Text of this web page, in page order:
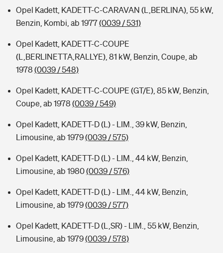
Opel Kadett, KADETT-C-CARAVAN (L,BERLINA), 55 kW,
Benzin, Kombi, ab 1977(0039 / 531)
Opel Kadett, KADETT-C-COUPE
(L,BERLINETTA,RALLYE), 81 kW, Benzin, Coupe, ab
1978 (0039 / 548)
Opel Kadett, KADETT-C-COUPE (GT/E), 85 kW, Benzin,
Coupe, ab 1978 (0039 / 549)
Opel Kadett, KADETT-D (L) - LIM., 39 kW, Benzin,
Limousine, ab 1979(0039 / 575)
Opel Kadett, KADETT-D (L) - LIM., 44 kW, Benzin,
Limousine, ab 1980(0039 / 576)
Opel Kadett, KADETT-D (L) - LIM., 44 kW, Benzin,
Limousine, ab 1979(0039 / 577)
Opel Kadett, KADETT-D (L,SR) - LIM., 55 kW, Benzin,
Limousine, ab 1979(0039 / 578)